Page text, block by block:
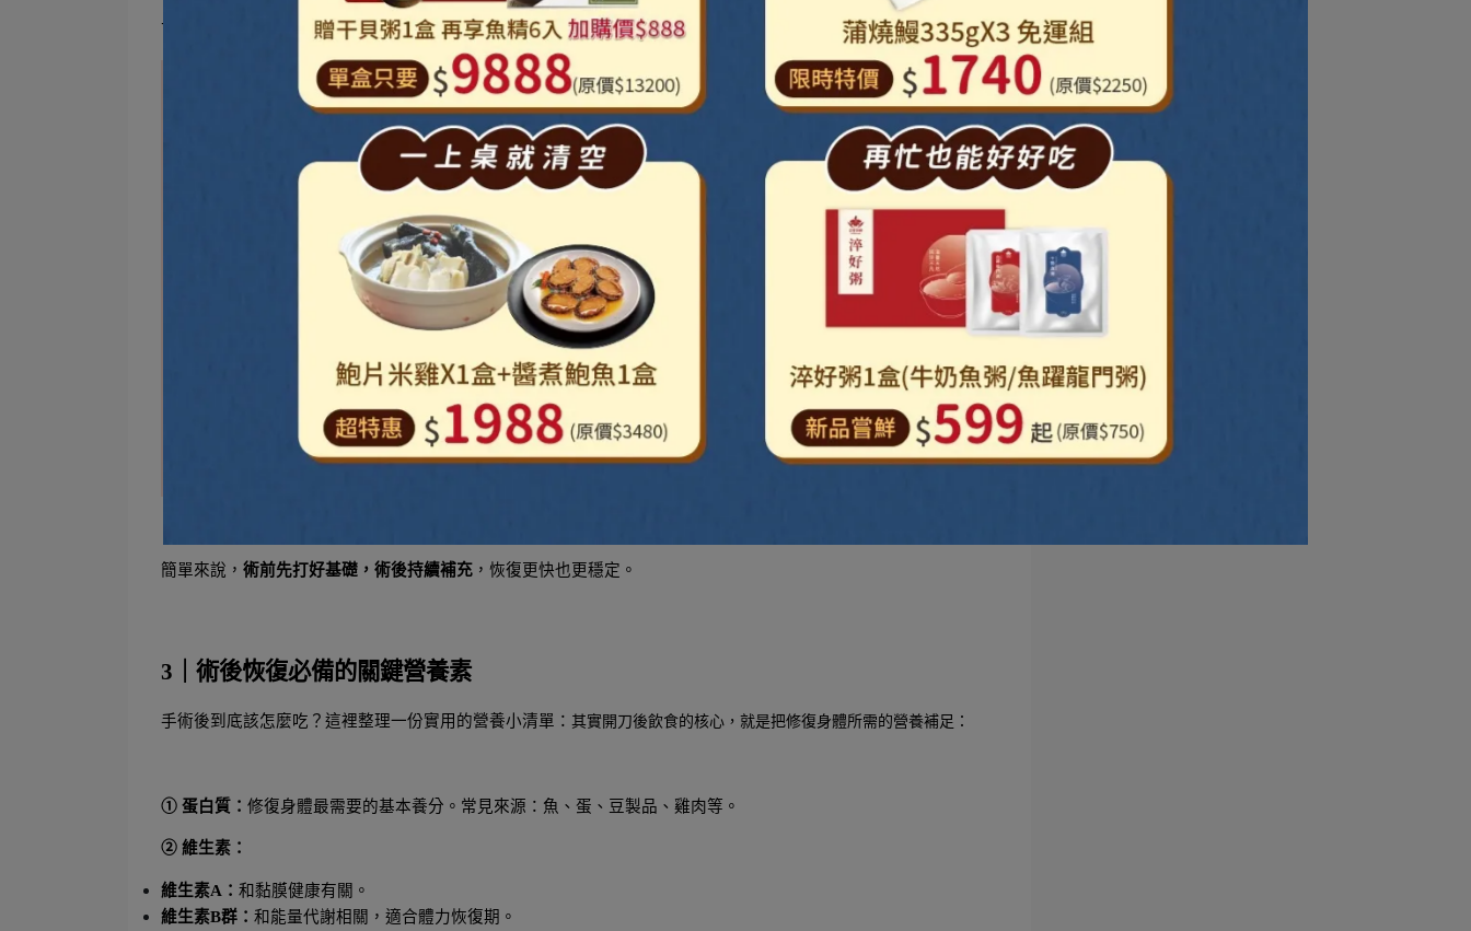
開始加強營養，雖然時間短，但依然能改善體力，幫助術後恢復。
簡單來說， 術前先打好基礎，術後持續補充 ，恢復更快也更穩定。
3｜術後恢復必備的關鍵營養素
手術後到底該怎麼吃？這裡整理一份實用的營養小清單： 其實開刀後飲食的核心，就是把修復身體所需的營養補足：
① 蛋白質： 修復身體最需要的基本養分。常見來源：魚、蛋、豆製品、雞肉等。
② 維生素：
維生素A： 和黏膜健康有關。
維生素B群： 和能量代謝相關，適合體力恢復期。